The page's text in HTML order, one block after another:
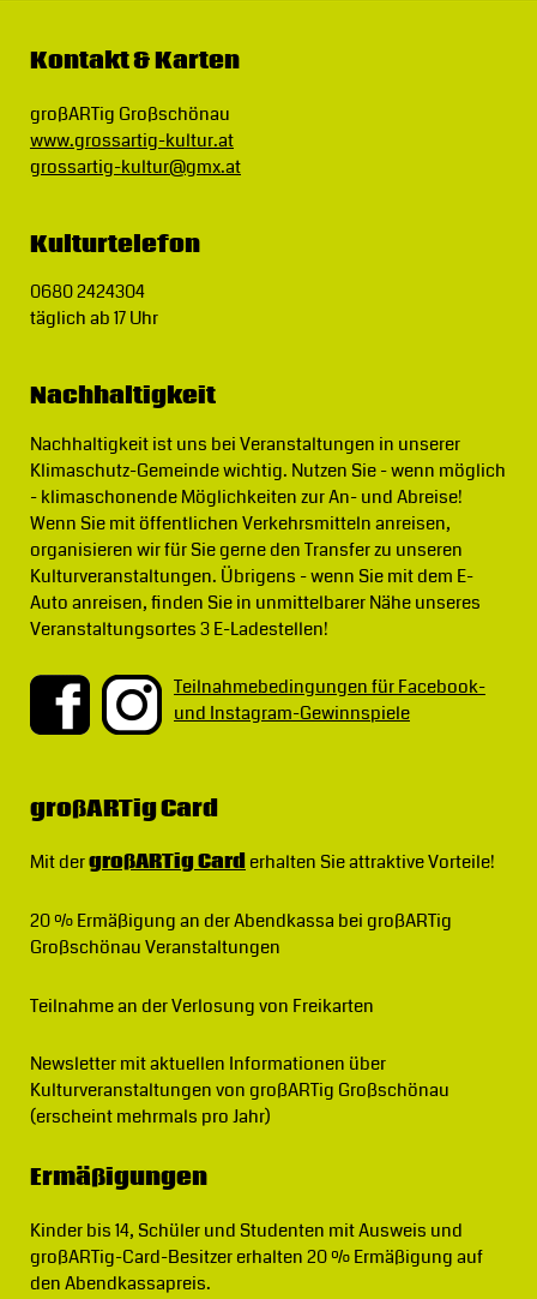
Kontakt & Karten
großARTig Großschönau
www.grossartig-kultur.at
grossartig-kultur@gmx.at
Kulturtelefon
0680 2424304
täglich ab 17 Uhr
Nachhaltigkeit
Nachhaltigkeit ist uns bei Veranstaltungen in unserer
Klimaschutz-Gemeinde wichtig. Nutzen Sie - wenn möglich
- klimaschonende Möglichkeiten zur An- und Abreise!
Wenn Sie mit öffentlichen Verkehrsmitteln anreisen,
organisieren wir für Sie gerne den Transfer zu unseren
Kulturveranstaltungen. Übrigens - wenn Sie mit dem E-
Auto anreisen, finden Sie in unmittelbarer Nähe unseres
Veranstaltungsortes 3 E-Ladestellen!
Teilnahmebedingungen für Facebook-
und Instagram-Gewinnspiele
großARTig Card
Mit dergroßARTig Carderhalten Sie attraktive Vorteile!
20 % Ermäßigungan der Abendkassa bei großARTig
Großschönau Veranstaltungen
Teilnahme an der Verlosung von Freikarten
Newslettermit aktuellen Informationen über
Kulturveranstaltungen von großARTig Großschönau
(erscheint mehrmals pro Jahr)
Ermäßigungen
Kinder bis 14, Schüler und Studenten mit Ausweis und
großARTig-Card-Besitzer erhalten 20 % Ermäßigung auf
den Abendkassapreis.